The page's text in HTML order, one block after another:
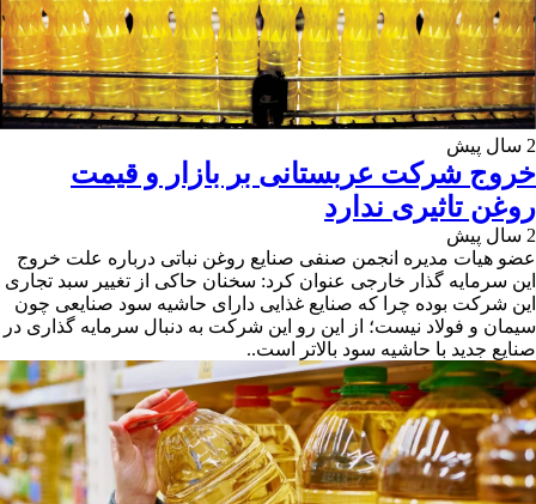
2 سال پیش
خروج شرکت عربستانی بر بازار و قیمت
روغن تاثیری ندارد
2 سال پیش
عضو هیات مدیره انجمن صنفی صنایع روغن نباتی درباره علت خروج
این سرمایه گذار خارجی عنوان کرد: سخنان حاکی از تغییر سبد تجاری
این شرکت بوده چرا که صنایع غذایی دارای حاشیه سود صنایعی چون
سیمان و فولاد نیست؛ از این رو این شرکت به دنبال سرمایه گذاری در
صنایع جدید با حاشیه سود بالاتر است..